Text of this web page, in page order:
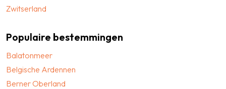
Zwitserland
Populaire bestemmingen
Balatonmeer
Belgische Ardennen
Berner Oberland